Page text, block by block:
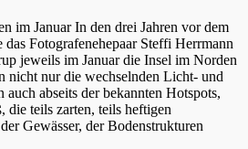
im Januar In den drei Jahren vor dem
das Fotografenehepaar Steffi Herrmann
jeweils im Januar die Insel im Norden
nicht nur die wechselnden Licht- und
auch abseits der bekannten Hotspots,
die teils zarten, teils heftigen
Gewässer, der Bodenstrukturen